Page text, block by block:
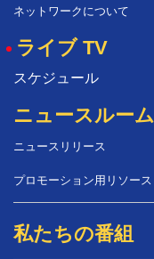
ネットワークについて
ライブ TV
スケジュール
ニュースルーム
ニュースリリース
プロモーション用リソース
私たちの番組